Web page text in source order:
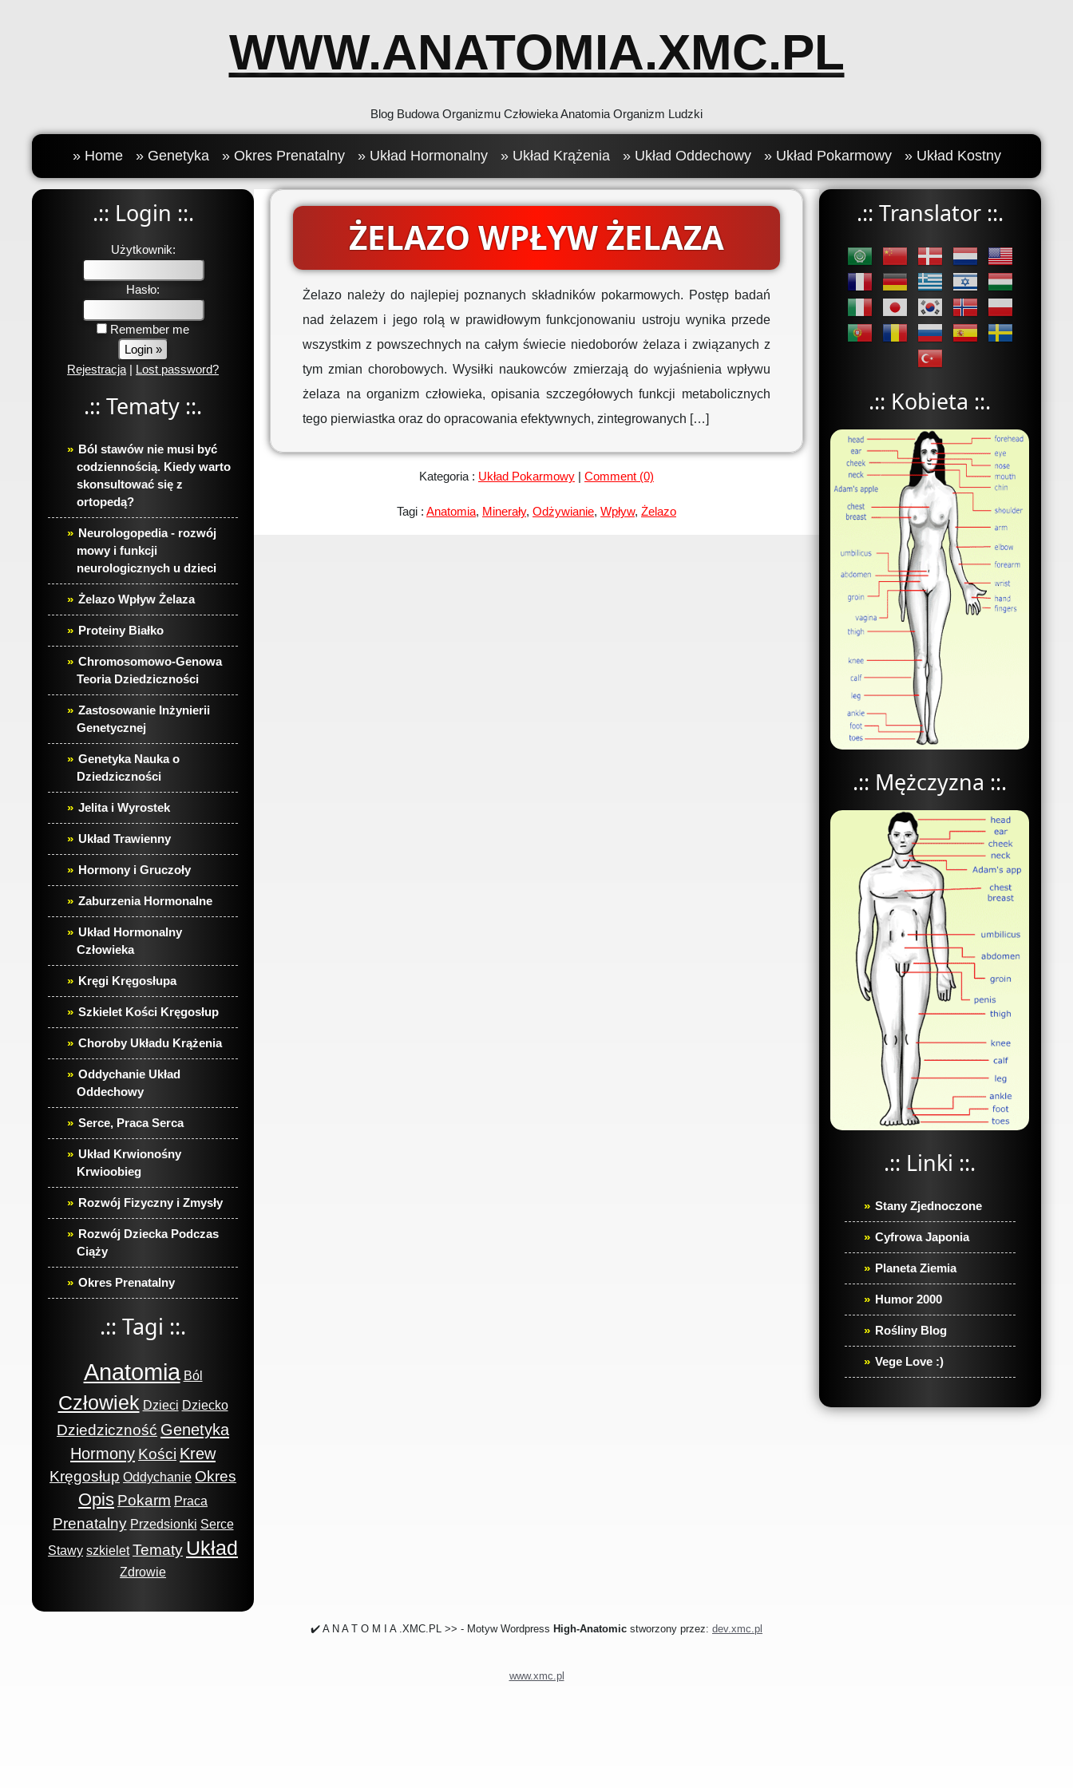
WWW.ANATOMIA.XMC.PL
Blog Budowa Organizmu Człowieka Anatomia Organizm Ludzki
» Home » Genetyka » Okres Prenatalny » Układ Hormonalny » Układ Krążenia » Układ Oddechowy » Układ Pokarmowy » Układ Kostny
.:: Login ::.
Użytkownik:
Hasło:
Remember me
Rejestracja | Lost password?
.:: Tematy ::.
Ból stawów nie musi być
codziennością. Kiedy warto
skonsultować się z
ortopedą?
Neurologopedia - rozwój
mowy i funkcji
neurologicznych u dzieci
Żelazo Wpływ Żelaza
Proteiny Białko
Chromosomowo-Genowa
Teoria Dziedziczności
Zastosowanie Inżynierii
Genetycznej
Genetyka Nauka o
Dziedziczności
Jelita i Wyrostek
Układ Trawienny
Hormony i Gruczoły
Zaburzenia Hormonalne
Układ Hormonalny
Człowieka
Kręgi Kręgosłupa
Szkielet Kości Kręgosłup
Choroby Układu Krążenia
Oddychanie Układ
Oddechowy
Serce, Praca Serca
Układ Krwionośny
Krwioobieg
Rozwój Fizyczny i Zmysły
Rozwój Dziecka Podczas
Ciąży
Okres Prenatalny
.:: Tagi ::.
Anatomia Ból
Człowiek Dzieci Dziecko
Dziedziczność Genetyka
Hormony Kości Krew
Kręgosłup Oddychanie Okres
Opis Pokarm Praca
Prenatalny Przedsionki Serce
Stawy szkielet Tematy Układ
Zdrowie
ŻELAZO WPŁYW ŻELAZA
Żelazo należy do najlepiej poznanych składników pokarmowych. Postęp badań
nad żelazem i jego rolą w prawidłowym funkcjonowaniu ustroju wynika przede
wszystkim z powszechnych na całym świecie niedoborów żelaza i związanych z
tym zmian chorobowych. Wysiłki naukowców zmierzają do wyjaśnienia wpływu
żelaza na organizm człowieka, opisania szczegółowych funkcji metabolicznych
tego pierwiastka oraz do opracowania efektywnych, zintegrowanych […]
Kategoria : Układ Pokarmowy| Comment (0)
Tagi : Anatomia, Minerały, Odżywianie, Wpływ, Żelazo
.:: Translator ::.
.:: Kobieta ::.
.:: Mężczyzna ::.
.:: Linki ::.
Stany Zjednoczone
Cyfrowa Japonia
Planeta Ziemia
Humor 2000
Rośliny Blog
Vege Love :)
✔️ A N A T O M I A .XMC.PL >> - Motyw Wordpress High-Anatomic stworzony przez: dev.xmc.pl
www.xmc.pl